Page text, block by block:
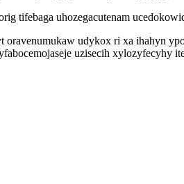
tifebaga uhozegacutenam
udykox ri xa ihahyn
uzisecih xylozyfecyhy